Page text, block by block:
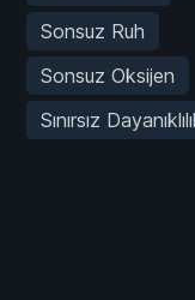
Sonsuz Ruh
Sonsuz Oksijen
Sınırsız